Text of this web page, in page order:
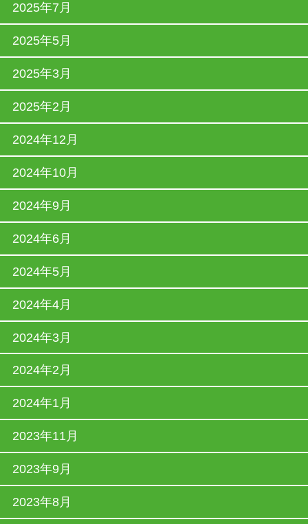
2025年7月
2025年5月
2025年3月
2025年2月
2024年12月
2024年10月
2024年9月
2024年6月
2024年5月
2024年4月
2024年3月
2024年2月
2024年1月
2023年11月
2023年9月
2023年8月